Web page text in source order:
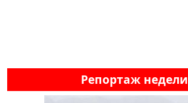
Репортаж недели